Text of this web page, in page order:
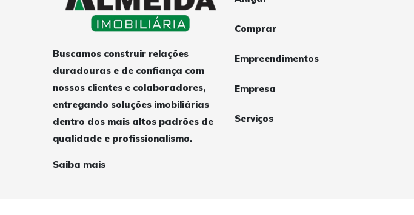
Buscamos construir relações
duradouras e de confiança com
nossos clientes e colaboradores,
entregando soluções imobiliárias
dentro dos mais altos padrões de
qualidade e profissionalismo.
Saiba mais
Comprar
Empreendimentos
Empresa
Serviços